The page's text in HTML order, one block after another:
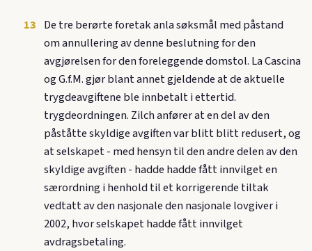
13 De tre berørte foretak anla søksmål med påstand
om annullering av denne beslutning for den
avgjørelsen for den foreleggende domstol. La Cascina
og G.f.M. gjør blant annet gjeldende at de aktuelle
trygdeavgiftene ble innbetalt i ettertid.
trygdeordningen. Zilch anfører at en del av den
påståtte skyldige avgiften var blitt blitt redusert, og
at selskapet - med hensyn til den andre delen av den
skyldige avgiften - hadde hadde fått innvilget en
særordning i henhold til et korrigerende tiltak
vedtatt av den nasjonale den nasjonale lovgiver i
2002, hvor selskapet hadde fått innvilget
avdragsbetaling.